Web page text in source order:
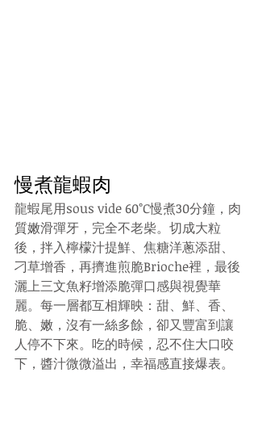
慢煮龍蝦肉
龍蝦尾用sous vide 60°C慢煮30分鐘，肉
質嫩滑彈牙，完全不老柴。切成大粒
後，拌入檸檬汁提鮮、焦糖洋蔥添甜、
刁草增香，再擠進煎脆Brioche裡，最後
灑上三文魚籽增添脆彈口感與視覺華
麗。每一層都互相輝映：甜、鮮、香、
脆、嫩，沒有一絲多餘，卻又豐富到讓
人停不下來。吃的時候，忍不住大口咬
下，醬汁微微溢出，幸福感直接爆表。